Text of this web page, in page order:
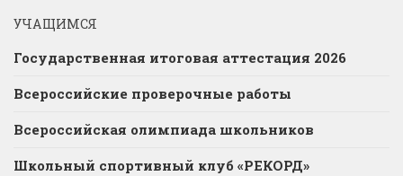
УЧАЩИМСЯ
Государственная итоговая аттестация 2026
Всероссийские проверочные работы
Всероссийская олимпиада школьников
Школьный спортивный клуб «РЕКОРД»